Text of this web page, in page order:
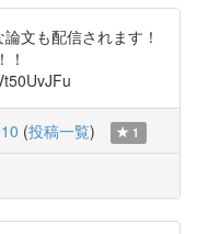
文も配信されます！
(投稿一覧) 1